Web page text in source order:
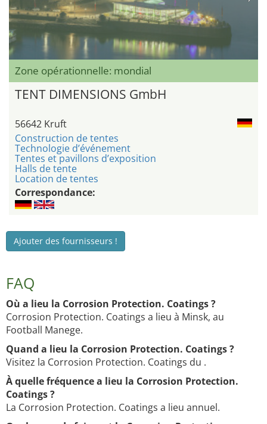
Zone opérationnelle: mondial
TENT DIMENSIONS GmbH
56642 Kruft
Construction de tentes
Technologie d’événement
Tentes et pavillons d’exposition
Halls de tente
Location de tentes
Correspondance:
Ajouter des fournisseurs !
FAQ
Où a lieu la Corrosion Protection. Coatings ?
Corrosion Protection. Coatings a lieu à Minsk, au
Football Manege.
Quand a lieu la Corrosion Protection. Coatings ?
Visitez la Corrosion Protection. Coatings du .
À quelle fréquence a lieu la Corrosion Protection.
Coatings ?
La Corrosion Protection. Coatings a lieu annuel.